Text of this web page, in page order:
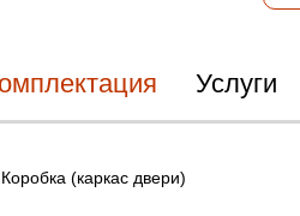
Услуги
Коробка (каркас двери)